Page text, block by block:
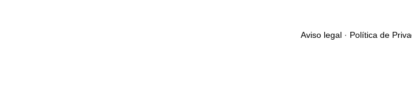
Aviso legal· Política de